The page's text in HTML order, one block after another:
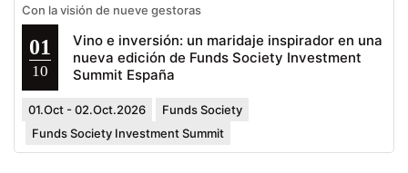
Con la visión de nueve gestoras
01
10
Vino e inversión: un maridaje inspirador en una
nueva edición de Funds Society Investment
Summit España
01.Oct - 02.Oct.2026
Funds Society
Funds Society Investment Summit